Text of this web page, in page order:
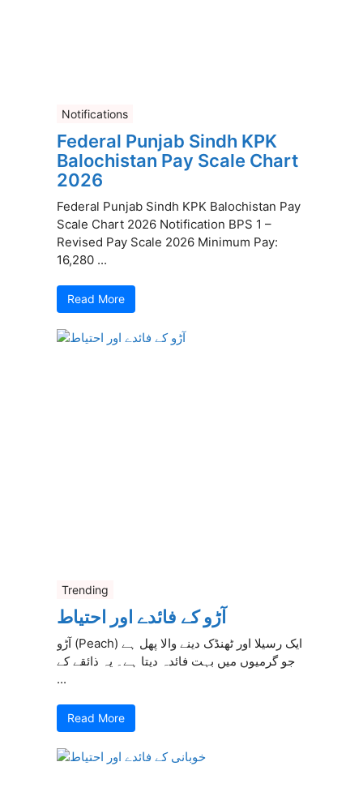
Notifications
Federal Punjab Sindh KPK
Balochistan Pay Scale Chart
2026
Federal Punjab Sindh KPK Balochistan Pay
Scale Chart 2026 Notification BPS 1 –
Revised Pay Scale 2026 Minimum Pay:
16,280 ...
Read More
Trending
آڑو کے فائدے اور احتیاط
آڑو (Peach) ایک رسیلا اور ٹھنڈک دینے والا پھل ہے
جو گرمیوں میں بہت فائدہ دیتا ہے۔ یہ ذائقے کے
...
Read More